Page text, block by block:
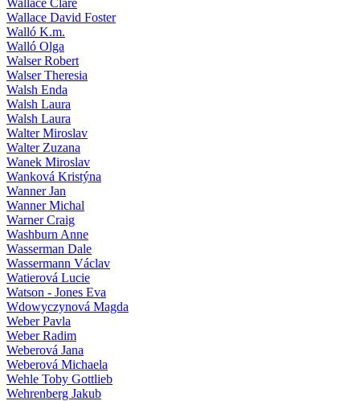
Wallace David Foster
Walló K.m.
Walló Olga
Walser Robert
Walser Theresia
Walsh Enda
Walsh Laura
Walsh Laura
Walter Miroslav
Walter Zuzana
Wanek Miroslav
Wanková Kristýna
Wanner Jan
Wanner Michal
Warner Craig
Washburn Anne
Wasserman Dale
Wassermann Václav
Watierová Lucie
Watson - Jones Eva
Wdowyczynová Magda
Weber Pavla
Weber Radim
Weberová Jana
Weberová Michaela
Wehle Toby Gottlieb
Wehrenberg Jakub